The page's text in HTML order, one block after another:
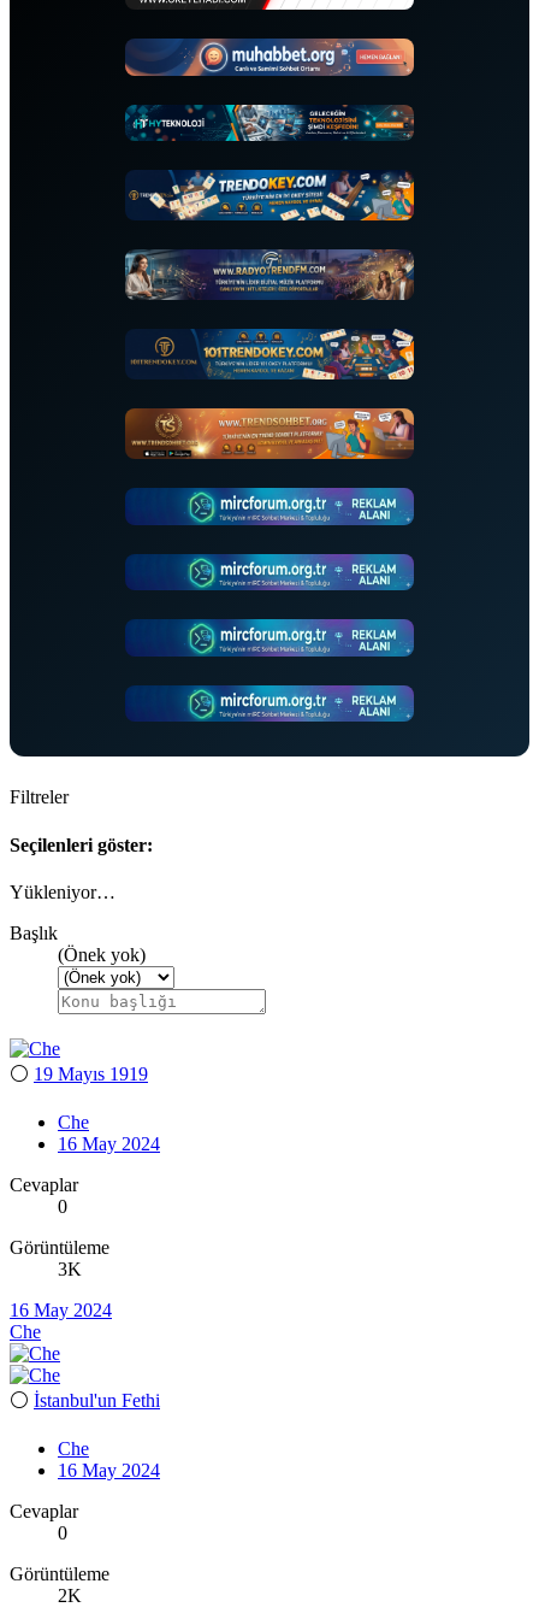
Filtreler
Seçilenleri göster:
Yükleniyor…
Başlık
(Önek yok)
⚪ 19 Mayıs 1919
Che
16 May 2024
Cevaplar
0
Görüntüleme
3K
16 May 2024
Che
⚪ İstanbul'un Fethi
Che
16 May 2024
Cevaplar
0
Görüntüleme
2K